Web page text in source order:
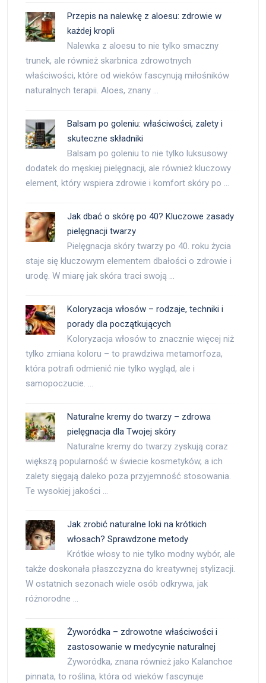
Przepis na nalewkę z aloesu: zdrowie w
każdej kropli
Nalewka z aloesu to nie tylko smaczny
trunek, ale również skarbnica zdrowotnych
właściwości, które od wieków fascynują miłośników
naturalnych terapii. Aloes, znany …
Balsam po goleniu: właściwości, zalety i
skuteczne składniki
Balsam po goleniu to nie tylko luksusowy
dodatek do męskiej pielęgnacji, ale również kluczowy
element, który wspiera zdrowie i komfort skóry po …
Jak dbać o skórę po 40? Kluczowe zasady
pielęgnacji twarzy
Pielęgnacja skóry twarzy po 40. roku życia
staje się kluczowym elementem dbałości o zdrowie i
urodę. W miarę jak skóra traci swoją …
Koloryzacja włosów – rodzaje, techniki i
porady dla początkujących
Koloryzacja włosów to znacznie więcej niż
tylko zmiana koloru – to prawdziwa metamorfoza,
która potrafi odmienić nie tylko wygląd, ale i
samopoczucie. …
Naturalne kremy do twarzy – zdrowa
pielęgnacja dla Twojej skóry
Naturalne kremy do twarzy zyskują coraz
większą popularność w świecie kosmetyków, a ich
zalety sięgają daleko poza przyjemność stosowania.
Te wysokiej jakości …
Jak zrobić naturalne loki na krótkich
włosach? Sprawdzone metody
Krótkie włosy to nie tylko modny wybór, ale
także doskonała płaszczyzna do kreatywnej stylizacji.
W ostatnich sezonach wiele osób odkrywa, jak
różnorodne …
Żyworódka – zdrowotne właściwości i
zastosowanie w medycynie naturalnej
Żyworódka, znana również jako Kalanchoe
pinnata, to roślina, która od wieków fascynuje